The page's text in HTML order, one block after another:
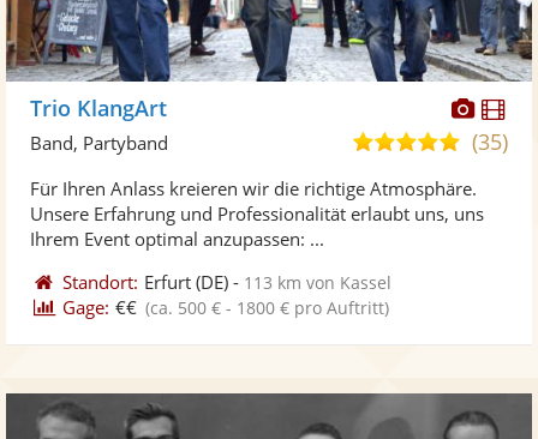
Trio KlangArt
5,0
5
(35)
Band, Partyband
Für Ihren Anlass kreieren wir die richtige Atmosphäre.
Unsere Erfahrung und Professionalität erlaubt uns, uns
Ihrem Event optimal anzupassen: ...
Standort: Erfurt (DE) - 113 km von Kassel
Gage: €€ (ca. 500 € - 1800 € pro Auftritt)